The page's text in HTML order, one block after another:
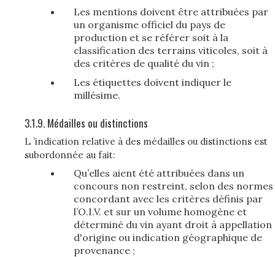
Les mentions doivent être attribuées par
un organisme officiel du pays de
production et se référer soit à la
classification des terrains viticoles, soit à
des critères de qualité du vin ;
Les étiquettes doivent indiquer le
millésime.
3.1.9. Médailles ou distinctions
L ’indication relative à des médailles ou distinctions est
subordonnée au fait:
Qu’elles aient été attribuées dans un
concours non restreint, selon des normes
concordant avec les critères définis par
l’O.I.V. et sur un volume homogène et
déterminé du vin ayant droit à appellation
d'origine ou indication géographique de
provenance ;